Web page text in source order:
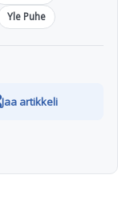
Yle Puhe
Jaa artikkeli